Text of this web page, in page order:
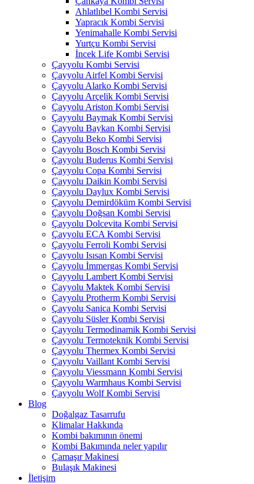
Ahlatlıbel Kombi Servisi
Yapracık Kombi Servisi
Yenimahalle Kombi Servisi
Yurtçu Kombi Servisi
İncek Life Kombi Servisi
Çayyolu Kombi Servisi
Çayyolu Airfel Kombi Servisi
Çayyolu Alarko Kombi Servisi
Çayyolu Arçelik Kombi Servisi
Çayyolu Ariston Kombi Servisi
Çayyolu Baymak Kombi Servisi
Çayyolu Baykan Kombi Servisi
Çayyolu Beko Kombi Servisi
Çayyolu Bosch Kombi Servisi
Çayyolu Buderus Kombi Servisi
Çayyolu Copa Kombi Servisi
Çayyolu Daikin Kombi Servisi
Çayyolu Daylux Kombi Servisi
Çayyolu Demirdöküm Kombi Servisi
Çayyolu Doğsan Kombi Servisi
Çayyolu Dolcevita Kombi Servisi
Çayyolu ECA Kombi Servisi
Çayyolu Ferroli Kombi Servisi
Çayyolu Isısan Kombi Servisi
Çayyolu İmmergas Kombi Servisi
Çayyolu Lambert Kombi Servisi
Çayyolu Maktek Kombi Servisi
Çayyolu Protherm Kombi Servisi
Çayyolu Sanica Kombi Servisi
Çayyolu Süsler Kombi Servisi
Çayyolu Termodinamik Kombi Servisi
Çayyolu Termoteknik Kombi Servisi
Çayyolu Thermex Kombi Servisi
Çayyolu Vaillant Kombi Servisi
Çayyolu Viessmann Kombi Servisi
Çayyolu Warmhaus Kombi Servisi
Çayyolu Wolf Kombi Servisi
Blog
Doğalgaz Tasarrufu
Klimalar Hakkında
Kombi bakımının önemi
Kombi Bakımında neler yapılır
Çamaşır Makinesi
Bulaşık Makinesi
İletişim